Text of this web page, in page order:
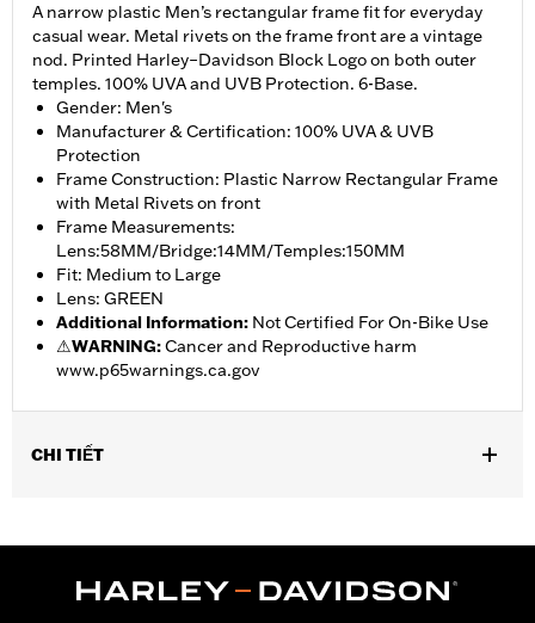
A narrow plastic Men’s rectangular frame fit for everyday
casual wear. Metal rivets on the frame front are a vintage
nod. Printed Harley–Davidson Block Logo on both outer
temples. 100% UVA and UVB Protection. 6-Base.
Gender: Men's
Manufacturer & Certification: 100% UVA & UVB
Protection
Frame Construction: Plastic Narrow Rectangular Frame
with Metal Rivets on front
Frame Measurements:
Lens:58MM/Bridge:14MM/Temples:150MM
Fit: Medium to Large
Lens: GREEN
Additional Information: Not Certified For On-Bike Use
⚠WARNING:Cancer and Reproductive harm
www.p65warnings.ca.gov
CHI TIẾT
Lens Color:Green
Functional Features:UV Protection